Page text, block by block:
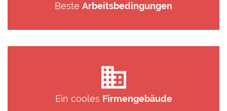
Beste Arbeitsbedingungen
Ein cooles Firmengebäude